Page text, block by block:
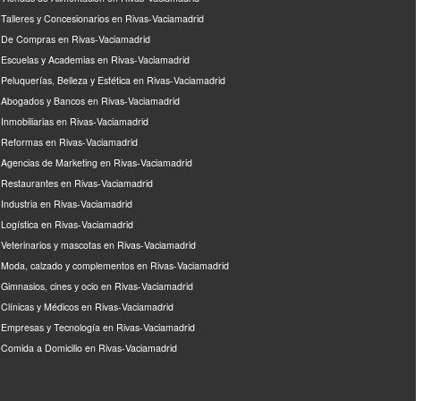
Talleres y Concesionarios en Rivas-Vaciamadrid
De Compras en Rivas-Vaciamadrid
Escuelas y Academias en Rivas-Vaciamadrid
Peluquerías, Belleza y Estética en Rivas-Vaciamadrid
Abogados y Bancos en Rivas-Vaciamadrid
Inmobiliarias en Rivas-Vaciamadrid
Reformas en Rivas-Vaciamadrid
Agencias de Marketing en Rivas-Vaciamadrid
Restaurantes en Rivas-Vaciamadrid
Industria en Rivas-Vaciamadrid
Logística en Rivas-Vaciamadrid
Veterinarios y mascotas en Rivas-Vaciamadrid
Moda, calzado y complementos en Rivas-Vaciamadrid
Gimnasios, cines y ocio en Rivas-Vaciamadrid
Clínicas y Médicos en Rivas-Vaciamadrid
Empresas y Tecnología en Rivas-Vaciamadrid
Comida a Domicilio en Rivas-Vaciamadrid